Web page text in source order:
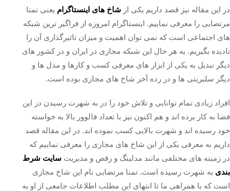
در این مقاله نیز قصد داریم یکی از شاخ های اینستاگرام یعنی تمنا
مرتضایی را معرفی نماییم. اینستاگرام امروزه از فراگیر ترین شبکه
های اجتماعی است که نمی توان اهمیت و میزان تاثیرگذاری آن را
نادیده بگیریم. به هر حال این شبکه مجازی در ایران و در کشور های
دیگر تبدیل به یکی از ابزار های معرفی کسب و کارها و مدل ها و
دیگر سلبریتی ها و در رده آخر شاخ های مجازی بوده است.
افراد زیادی تمام توانایی و تلاش خود را در به شهرت رسیدن در این
فضا به کار برده اند و هم اکنون نیز با تعداد فالوور بالا به خواسته
خود رسیده اند و شهرت بالایی کسب نموده اند. در این مقاله قصد
داریم به معرفی یکی از این شاخ های مجازی را معرفی نماییم که
در زمینه های مختلفی مانند مدلینگ و رقص و مدیریت سایت شرط
بندی به شهرت رسیده است. تمنا مرتضایی نام این شاخ مجازی
است که با همراهی ما تا انتهای این مطلب اطلاعات جامعی از او به